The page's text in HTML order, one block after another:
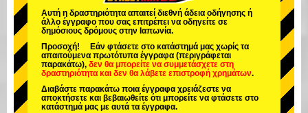
Τόκιο Ακίχαμπαρα #2 Τόκιο Σιμπούγια
Τόκιο Σιμπούγια Annex
Τόκιο Ασακούσα Οσάκα
Οκινάουα
Αυτή η δραστηριότητα απαιτεί διεθνή άδεια οδήγησης ή
άλλο έγγραφο που σας επιτρέπει να οδηγείτε σε
δημόσιους δρόμους στην Ιαπωνία.
Προσοχή! Εάν φτάσετε στο κατάστημά μας χωρίς τα
απαιτούμενα πρωτότυπα έγγραφα (περιγράφεται
παρακάτω), δεν θα μπορείτε να συμμετάσχετε στη
δραστηριότητα και δεν θα λάβετε επιστροφή χρημάτων.
Διαβάστε παρακάτω ποια έγγραφα χρειάζεστε να
αποκτήσετε και βεβαιωθείτε ότι μπορείτε να φτάσετε στο
κατάστημά μας με αυτά τα έγγραφα.